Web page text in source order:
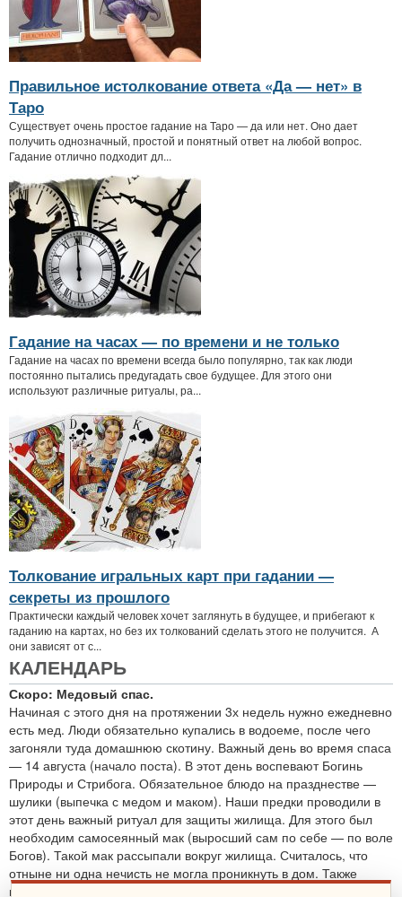
Правильное истолкование ответа «Да — нет» в
Таро
Существует очень простое гадание на Таро — да или нет. Оно дает
получить однозначный, простой и понятный ответ на любой вопрос.
Гадание отлично подходит дл...
Гадание на часах — по времени и не только
Гадание на часах по времени всегда было популярно, так как люди
постоянно пытались предугадать свое будущее. Для этого они
используют различные ритуалы, ра...
Толкование игральных карт при гадании —
секреты из прошлого
Практически каждый человек хочет заглянуть в будущее, и прибегают к
гаданию на картах, но без их толкований сделать этого не получится. А
они зависят от с...
КАЛЕНДАРЬ
Скоро: Медовый спас.
Начиная с этого дня на протяжении 3х недель нужно ежедневно
есть мед. Люди обязательно купались в водоеме, после чего
загоняли туда домашнюю скотину. Важный день во время спаса
— 14 августа (начало поста). В этот день воспевают Богинь
Природы и Стрибога. Обязательное блюдо на празднестве —
шулики (выпечка с медом и маком). Наши предки проводили в
этот день важный ритуал для защиты жилища. Для этого был
необходим самосеянный мак (выросший сам по себе — по воле
Богов). Такой мак рассыпали вокруг жилища. Считалось, что
отныне ни одна нечисть не могла проникнуть в дом. Также
проводятся обряды для защиты от злобных духов.